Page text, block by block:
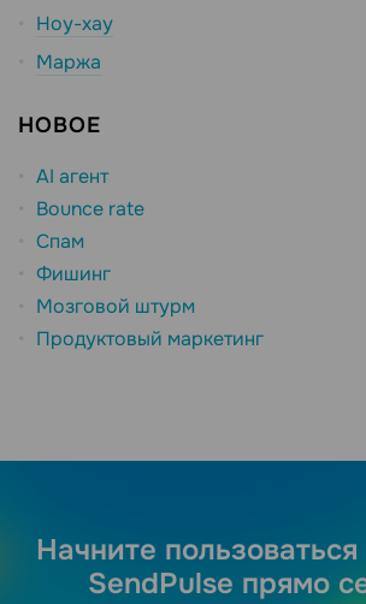
Ноу-хау
Маржа
НОВОЕ
AI агент
Bounce rate
Спам
Фишинг
Мозговой штурм
Продуктовый маркетинг
Начните
SendPulse прямо